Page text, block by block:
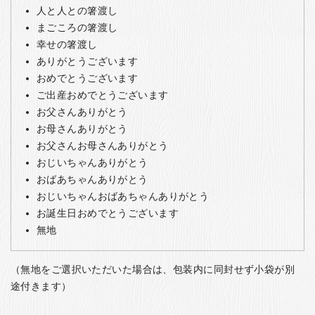
人と人との箸渡し
まごころの箸渡し
幸せの箸渡し
ありがとうございます
おめでとうございます
ご出産おめでとうございます
お父さんありがとう
お母さんありがとう
お父さんお母さんありがとう
おじいちゃんありがとう
おばあちゃんありがとう
おじいちゃんおばあちゃんありがとう
お誕生日おめでとうございます
無地
（無地をご選択いただいた場合は、包装内に同封せず小袋が別
途付きます）